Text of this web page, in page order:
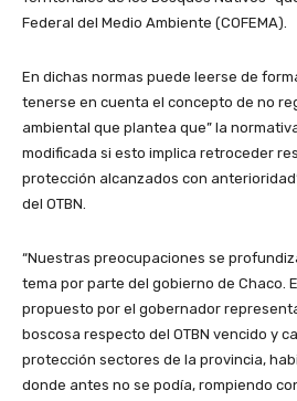
Federal del Medio Ambiente (COFEMA).
En dichas normas puede leerse de
tenerse en cuenta el concepto de no
ambiental que plantea que” la
modificada si esto implica retroceder
protección alcanzados con
del OTBN.
“Nuestras preocupaciones se
tema por parte del gobierno de Chaco.
propuesto por el gobernador
boscosa respecto del OTBN vencido y
protección sectores de la provincia,
donde antes no se podía, rompiendo